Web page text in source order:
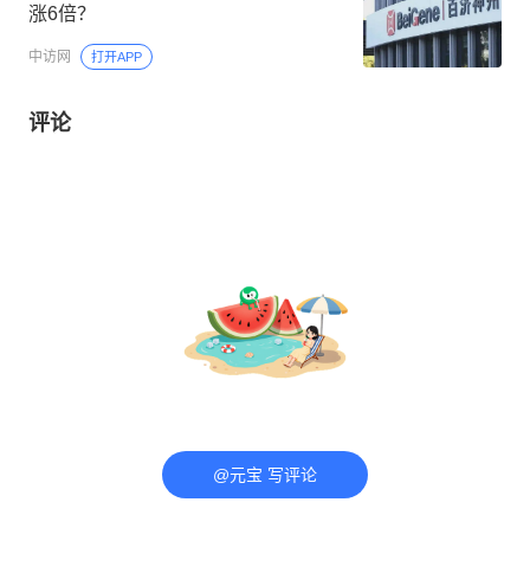
涨6倍？
中访网 打开APP
评论
@元宝 写评论